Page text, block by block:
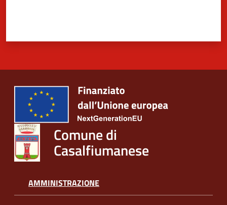
Comune di
Casalfiumanese
AMMINISTRAZIONE